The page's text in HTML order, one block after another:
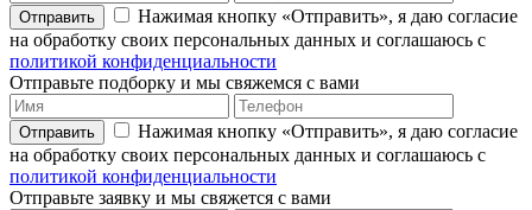
Отправить
Нажимая кнопку «Отправить», я даю согласие
на обработку своих персональных данных и соглашаюсь с
политикой конфиденциальности
Отправьте подборку и мы свяжемся с вами
Отправить
Нажимая кнопку «Отправить», я даю согласие
на обработку своих персональных данных и соглашаюсь с
политикой конфиденциальности
Отправьте заявку и мы свяжется с вами